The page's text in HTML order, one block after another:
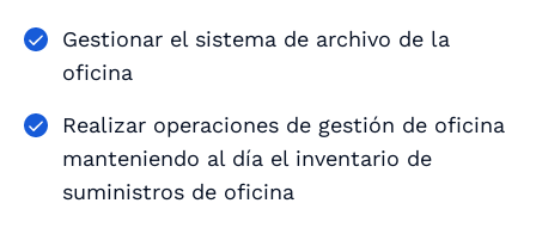
Gestionar el sistema de archivo de la
oficina
Realizar operaciones de gestión de oficina
manteniendo al día el inventario de
suministros de oficina